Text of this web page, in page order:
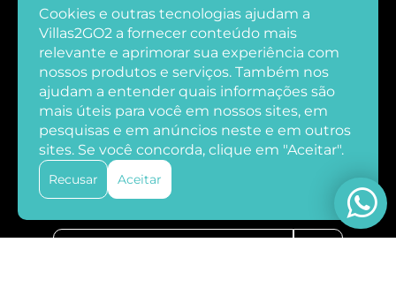
CONTATOS
Reservas+ 351 282 144 229
Emailbookings@villas2go2.com
Cookies e outras tecnologias ajudam a
Villas2GO2 a fornecer conteúdo mais
relevante e aprimorar sua experiência com
nossos produtos e serviços. Também nos
ajudam a entender quais informações são
mais úteis para você em nossos sites, em
pesquisas e em anúncios neste e em outros
sites. Se você concorda, clique em "Aceitar".
Aceitar
Recusar